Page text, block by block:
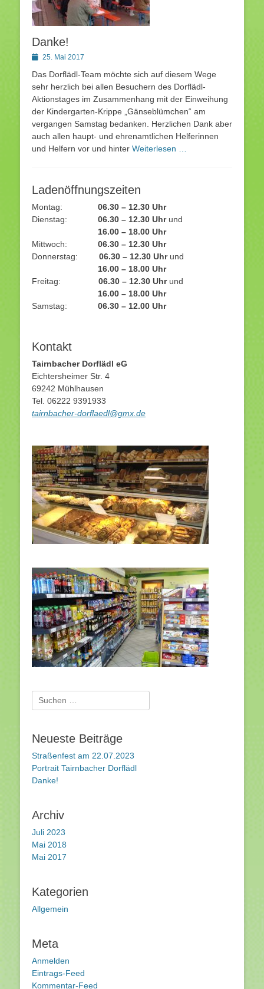
Danke!
Posted25. Mai 2017
Das Dorflädl-Team möchte sich auf diesem Wege
sehr herzlich bei allen Besuchern des Dorflädl-
Aktionstages im Zusammenhang mit der Einweihung
der Kindergarten-Krippe „Gänseblümchen“ am
vergangen Samstag bedanken. Herzlichen Dank aber
auch allen haupt- und ehrenamtlichen Helferinnen
und Helfern vor und hinter Weiterlesen …
Ladenöffnungszeiten
Montag: 06.30 – 12.30 Uhr
Dienstag: 06.30 – 12.30 Uhrund
16.00 – 18.00 Uhr
Mittwoch: 06.30 – 12.30 Uhr
Donnerstag: 06.30 – 12.30 Uhr und
16.00 – 18.00 Uhr
Freitag: 06.30 – 12.30 Uhr und
16.00 – 18.00 Uhr
Samstag: 06.30 – 12.00 Uhr
Kontakt
Tairnbacher Dorflädl eG
Eichtersheimer Str. 4
69242 Mühlhausen
Tel. 06222 9391933
tairnbacher-dorflaedl@gmx.de
Suchen
nach:
Neueste Beiträge
Straßenfest am 22.07.2023
Portrait Tairnbacher Dorflädl
Danke!
Archiv
Juli 2023
Mai 2018
Mai 2017
Kategorien
Allgemein
Meta
Anmelden
Eintrags-Feed
Kommentar-Feed